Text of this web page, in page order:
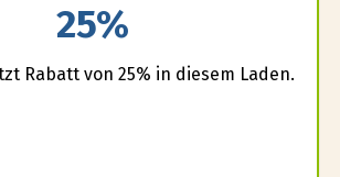
25%
Rabatt von 25% in diesem Laden.